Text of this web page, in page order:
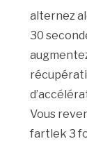
alternez
30
Vous
fartlek 3